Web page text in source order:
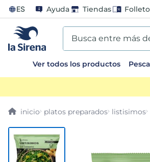
ES Ayuda Tiendas
Busca entre más de
Ver todos los productos
platos preparados listisimos
TÉRMINOS MÁS BUSCADOS
1. helados sirena
3. patatas